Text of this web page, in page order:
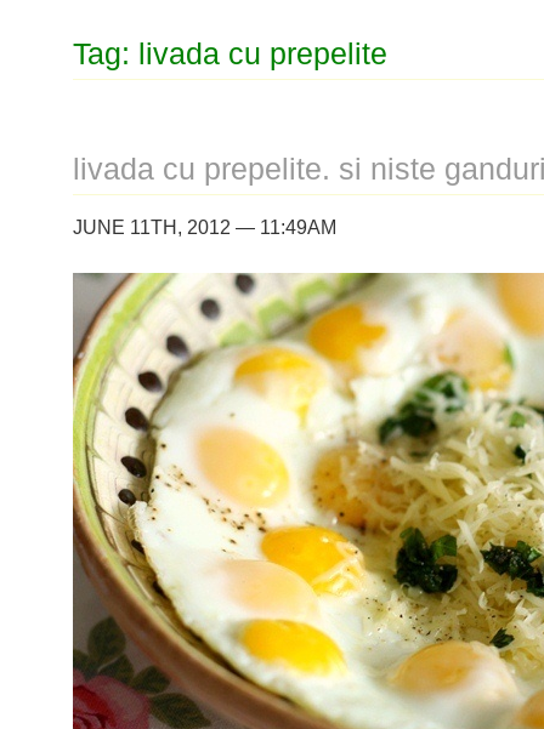
Tag: livada cu prepelite
livada cu prepelite. si niste
JUNE 11TH, 2012 — 11:49AM